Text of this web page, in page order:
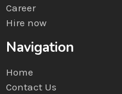
Career
Hire now
Navigation
Home
Contact Us